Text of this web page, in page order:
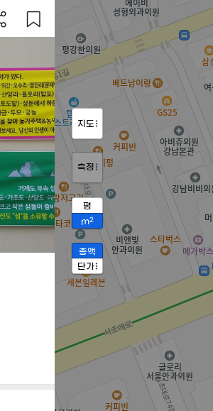
지도
측정
평
m2
총액
단가